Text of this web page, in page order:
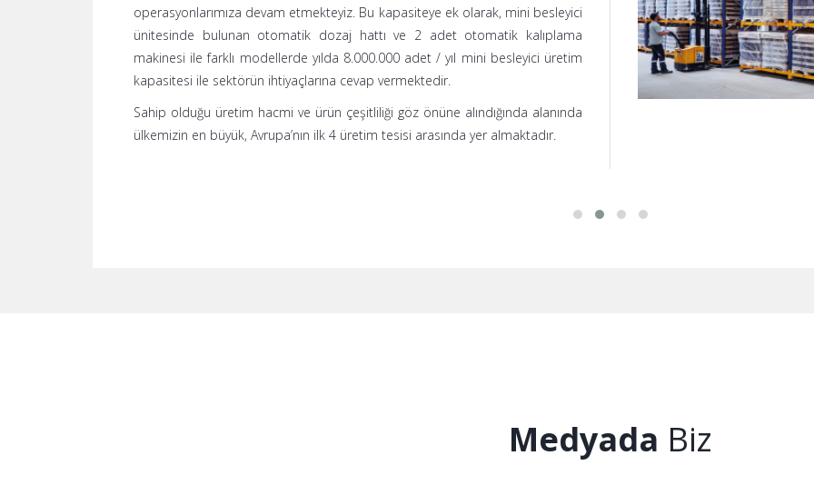
operasyonlarımıza devam etmekteyiz. Bu kapasiteye ek olarak, mini besleyici
ünitesinde bulunan otomatik dozaj hattı ve 2 adet otomatik kalıplama
makinesi ile farklı modellerde yılda 8.000.000 adet / yıl mini besleyici üretim
kapasitesi ile sektörün ihtiyaçlarına cevap vermektedir.
Sahip olduğu üretim hacmi ve ürün çeşitliliği göz önüne alındığında alanında
ülkemizin en büyük, Avrupa’nın ilk 4 üretim tesisi arasında yer almaktadır.
Medyada Biz